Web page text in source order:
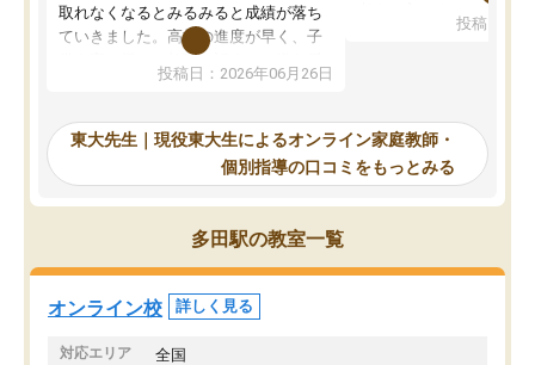
取れなくなるとみるみると成績が落ち
ていきました。高校の進度が早く、子
供も家に帰って勉強の話すると嫌な反
応を示します。東大先生にお願いして
れるので、親としても安心です。毎日
使える自習室とかもあり、わからない
ところがあれば先生が回答してくれる
のも重宝しています。
投稿日：2026年06月26日
で、当初は模試でD判定
自習室が毎日使えていつ
るのが心強かったよう
謝です。
投稿日：
東大先生｜現役東大生によるオンライン家庭教師・
個別指導の口コミをもっとみる
多田駅の教室一覧
オンライン校 詳しく見る
対応エリア 全国